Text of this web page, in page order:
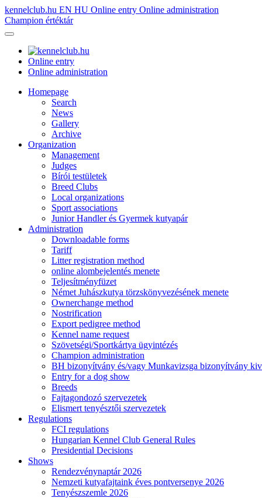
kennelclub.hu EN HU Online entry Online administration
Champion értéktár
Online entry
Online administration
Homepage
Search
News
Gallery
Archive
Organization
Management
Judges
Bírói testületek
Breed Clubs
Local organizations
Sport associations
Junior Handler és Gyermek kutyapár
Administration
Downloadable forms
Tariff
Litter registration method
online alombejelentés menete
Teljesítményfüzet
Német Juhászkutya törzskönyvezésének menete
Ownerchange method
Nostrification
Export pedigree method
Kennel name request
Szövetségi/Sportkártya ügyintézés
Champion administration
BH bizonyítvány és/vagy Munkavizsga bizonyítvány
Entry for a dog show
Breeds
Fajtagondozó szervezetek
Elismert tenyésztői szervezetek
Regulations
FCI regulations
Hungarian Kennel Club General Rules
Presidential Decisions
Shows
Rendezvénynaptár 2026
Nemzeti kutyafajtaink éves pontversenye 2026
Tenyészszemle 2026